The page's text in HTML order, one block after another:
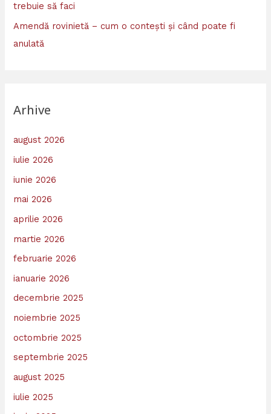
trebuie să faci
Amendă rovinietă – cum o contești și când poate fi
anulată
Arhive
august 2026
iulie 2026
iunie 2026
mai 2026
aprilie 2026
martie 2026
februarie 2026
ianuarie 2026
decembrie 2025
noiembrie 2025
octombrie 2025
septembrie 2025
august 2025
iulie 2025